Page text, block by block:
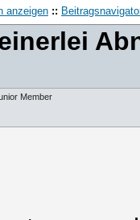
anzeigen ::
Member